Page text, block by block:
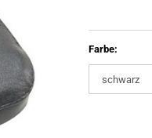
Farbe: